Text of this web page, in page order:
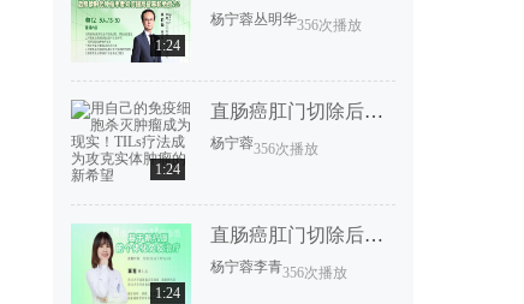
1:24
杨宁蓉丛明华356次播放
1:24
直肠癌肛门切除后恢复要多久？
杨宁蓉356次播放
1:24
直肠癌肛门切除后恢复要多久？
杨宁蓉李青356次播放